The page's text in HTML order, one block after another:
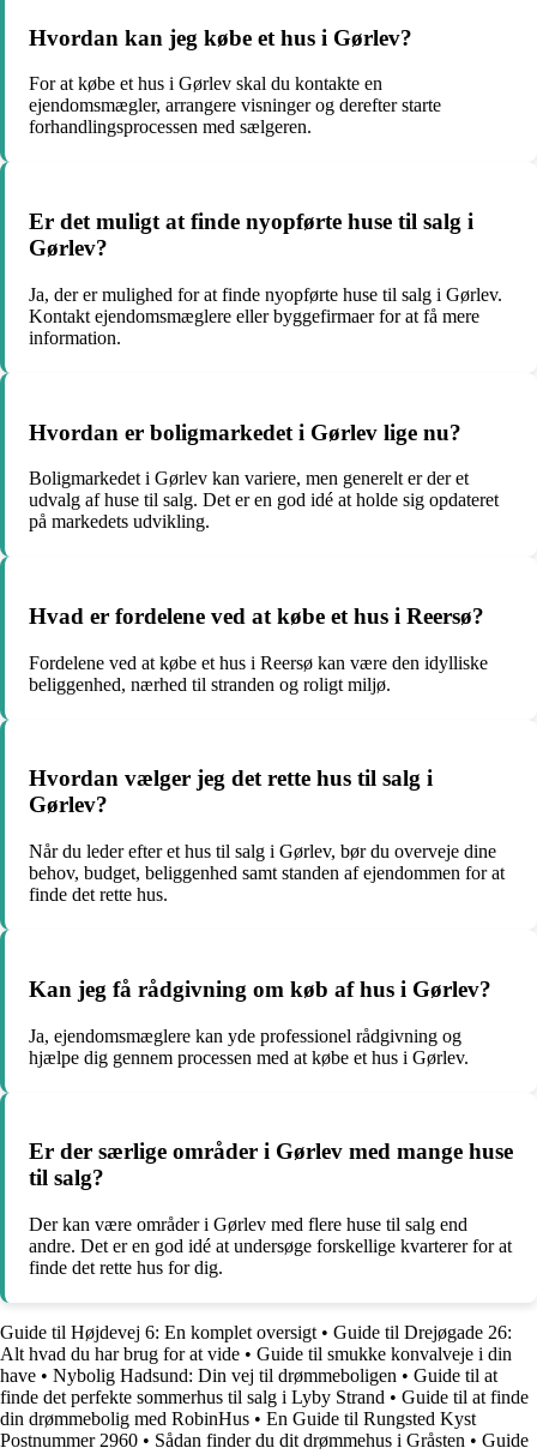
Hvordan kan jeg købe et hus i Gørlev?
For at købe et hus i Gørlev skal du kontakte en
ejendomsmægler, arrangere visninger og derefter starte
forhandlingsprocessen med sælgeren.
Er det muligt at finde nyopførte huse til salg i
Gørlev?
Ja, der er mulighed for at finde nyopførte huse til salg i Gørlev.
Kontakt ejendomsmæglere eller byggefirmaer for at få mere
information.
Hvordan er boligmarkedet i Gørlev lige nu?
Boligmarkedet i Gørlev kan variere, men generelt er der et
udvalg af huse til salg. Det er en god idé at holde sig opdateret
på markedets udvikling.
Hvad er fordelene ved at købe et hus i Reersø?
Fordelene ved at købe et hus i Reersø kan være den idylliske
beliggenhed, nærhed til stranden og roligt miljø.
Hvordan vælger jeg det rette hus til salg i
Gørlev?
Når du leder efter et hus til salg i Gørlev, bør du overveje dine
behov, budget, beliggenhed samt standen af ejendommen for at
finde det rette hus.
Kan jeg få rådgivning om køb af hus i Gørlev?
Ja, ejendomsmæglere kan yde professionel rådgivning og
hjælpe dig gennem processen med at købe et hus i Gørlev.
Er der særlige områder i Gørlev med mange huse
til salg?
Der kan være områder i Gørlev med flere huse til salg end
andre. Det er en god idé at undersøge forskellige kvarterer for at
finde det rette hus for dig.
Guide til Højdevej 6: En komplet oversigt • Guide til Drejøgade 26:
Alt hvad du har brug for at vide • Guide til smukke konvalveje i din
have • Nybolig Hadsund: Din vej til drømmeboligen • Guide til at
finde det perfekte sommerhus til salg i Lyby Strand • Guide til at finde
din drømmebolig med RobinHus • En Guide til Rungsted Kyst
Postnummer 2960 • Sådan finder du dit drømmehus i Gråsten • Guide